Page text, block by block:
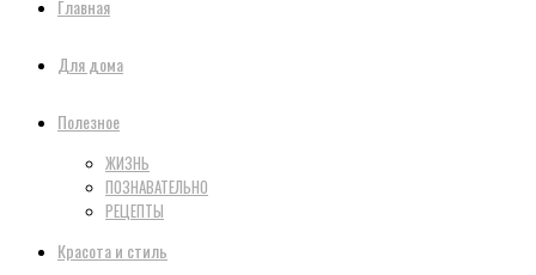
Главная
Для дома
Полезное
ЖИЗНЬ
ПОЗНАВАТЕЛЬНО
РЕЦЕПТЫ
Красота и стиль